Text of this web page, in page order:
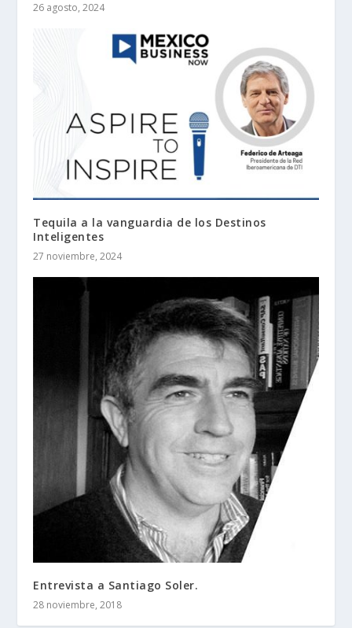
26 agosto, 2024
Tequila a la vanguardia de los Destinos
Inteligentes
27 noviembre, 2024
Entrevista a Santiago Soler.
28 noviembre, 2018